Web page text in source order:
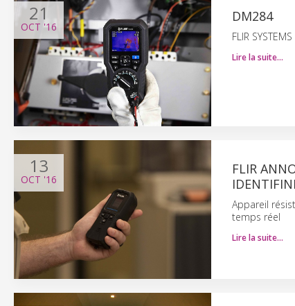
21
OCT '16
DM284
FLIR
Lire la suite…
13
OCT '16
FLIR
Appareil
temps réel
Lire la suite…